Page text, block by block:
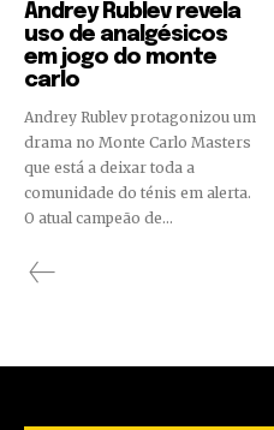
Andrey Rublev revela
uso de analgésicos
em jogo do monte
carlo
Andrey Rublev protagonizou um
drama no Monte Carlo Masters
que está a deixar toda a
comunidade do ténis em alerta.
O atual campeão de...